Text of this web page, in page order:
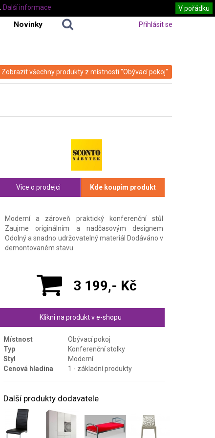
Novinky Přihlásit se
Zobrazit všechny produkty z místnosti "Obývací pokoj"
Více o prodejci Kde koupím produkt
Moderní a zároveň praktický konferenční stůl
Zaujme originálním a nadčasovým designem
Odolný a snadno udržovatelný materiál Dodáváno v
demontovaném stavu
3 199,- Kč
Klikni na produkt v e-shopu
Místnost
Obývací pokoj
Typ
Konferenční stolky
Styl
Moderní
Cenová hladina
1 - základní produkty
Další produkty dodavatele
V pořádku
Další informace